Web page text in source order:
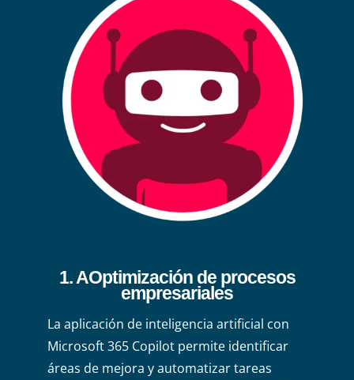
1. AOptimización de procesos
empresariales
La aplicación de inteligencia artificial con
Microsoft 365 Copilot permite identificar
áreas de mejora y automatizar tareas